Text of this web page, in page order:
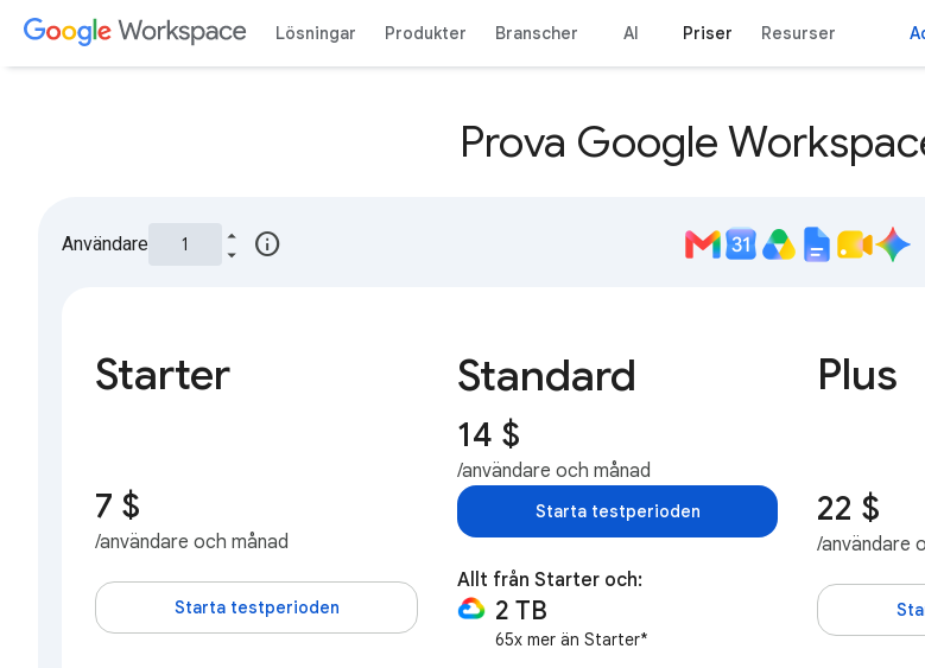
Lösningar Produkter Branscher AI Priser Resurser
Prova Google
Användare info
Starter
7 $
/användare och månad
Starta testperioden
Standard
14 $
/användare och månad
Starta testperioden
Allt från Starter och:
2 TB
65x mer än Starter*
Plus
22 $
/användare